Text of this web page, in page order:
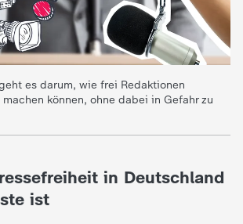
es darum, wie frei Redaktionen
können, ohne dabei in Gefahr zu
in Deutschland
ist